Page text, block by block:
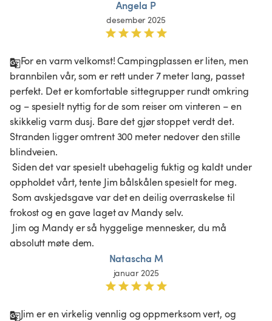
Angela P
desember 2025
For en varm velkomst! Campingplassen er liten, men
brannbilen vår, som er rett under 7 meter lang, passet
perfekt. Det er komfortable sittegrupper rundt omkring
og – spesielt nyttig for de som reiser om vinteren – en
skikkelig varm dusj. Bare det gjør stoppet verdt det.
Stranden ligger omtrent 300 meter nedover den stille
blindveien.
oppholdet vårt, tente Jim bålskålen spesielt for meg.
frokost og en gave laget av Mandy selv.
absolutt møte dem.
Natascha M
januar 2025
Jim er en virkelig vennlig og oppmerksom vert, og